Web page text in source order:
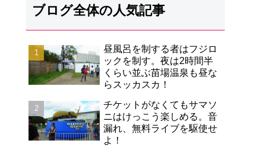
ブログ全体の人気記事
昼風呂を制する者はフジロ
ックを制す。夜は2時間半
くらい並ぶ苗場温泉も昼な
らスッカスカ！
チケットがなくてもサマソ
ニはけっこう楽しめる。音
漏れ、無料ライブを駆使せ
よ！